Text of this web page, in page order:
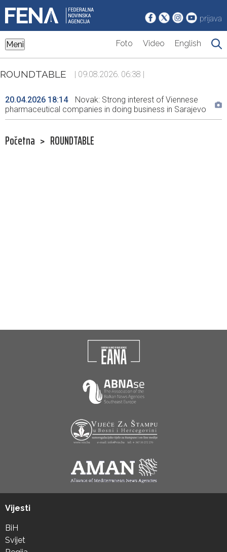
prijava
Meni Foto Video English
ROUNDTABLE | 09.08.2026. 06:38 |
20.04.2026 18:14
Novak: Strong interest of Viennese
pharmaceutical companies in doing business in Sarajevo
Početna > ROUNDTABLE
Vijesti
BiH
Svijet